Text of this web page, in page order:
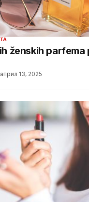
ženskih parfema
април 13, 2025